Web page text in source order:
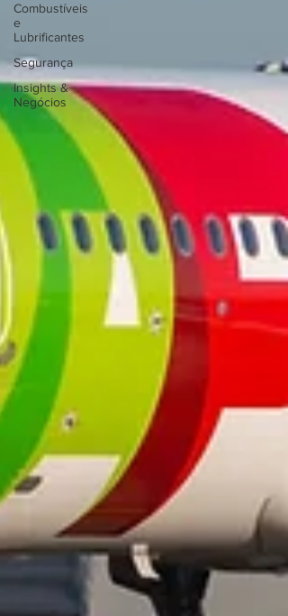
Combustíveis
e
Lubrificantes
Segurança
Insights &
Negócios